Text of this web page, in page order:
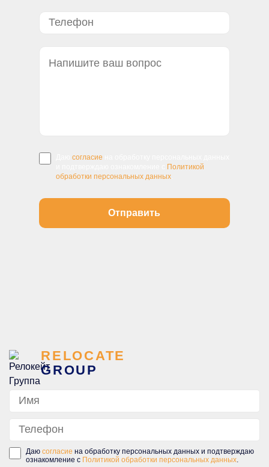
согласие
Политикой
обработки персональных данных.
RELOCATE
GROUP
Даю согласие на обработку персональных данных и подтверждаю
ознакомление с Политикой обработки персональных данных